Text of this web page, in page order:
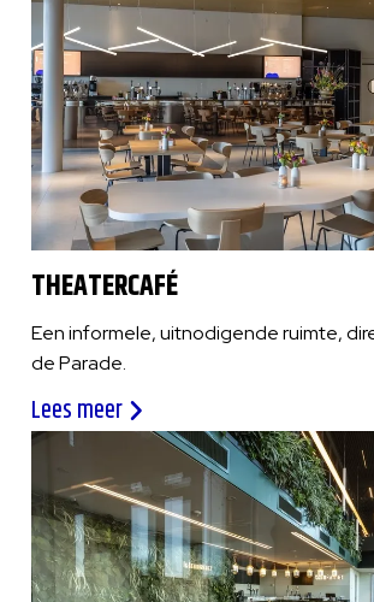
THEATERCAFÉ
Een informele, uitnodigende ruimte,
de Parade.
Lees meer